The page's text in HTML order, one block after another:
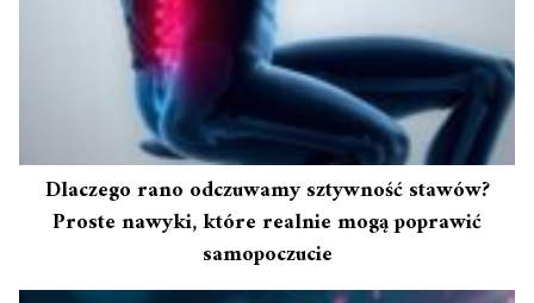
Dlaczego rano odczuwamy sztywność stawów?
Proste nawyki, które realnie mogą poprawić
samopoczucie